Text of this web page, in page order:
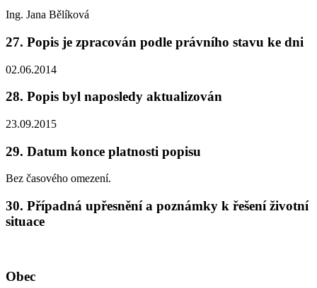
Ing. Jana Bělíková
27. Popis je zpracován podle právního stavu ke dni
02.06.2014
28. Popis byl naposledy aktualizován
23.09.2015
29. Datum konce platnosti popisu
Bez časového omezení.
30. Případná upřesnění a poznámky k řešení životní
situace
Obec